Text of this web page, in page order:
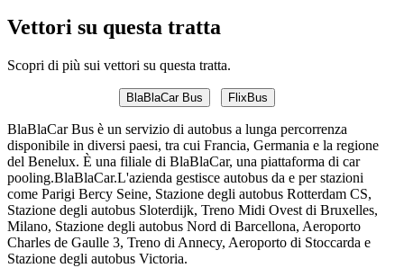
Vettori su questa tratta
Scopri di più sui vettori su questa tratta.
BlaBlaCar Bus FlixBus
BlaBlaCar Bus è un servizio di autobus a lunga percorrenza
disponibile in diversi paesi, tra cui Francia, Germania e la regione
del Benelux. È una filiale di BlaBlaCar, una piattaforma di car
pooling.BlaBlaCar.L'azienda gestisce autobus da e per stazioni
come Parigi Bercy Seine, Stazione degli autobus Rotterdam CS,
Stazione degli autobus Sloterdijk, Treno Midi Ovest di Bruxelles,
Milano, Stazione degli autobus Nord di Barcellona, ​​Aeroporto
Charles de Gaulle 3, Treno di Annecy, Aeroporto di Stoccarda e
Stazione degli autobus Victoria.